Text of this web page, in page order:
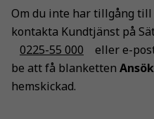
Om du inte har tillgång
kontakta Kundtjänst på
0225-55 000
eller e-
be att få blanketten
hemskickad.